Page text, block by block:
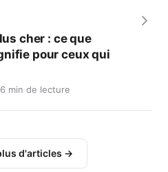
cher : ce que
pour ceux qui
min de lecture
d'articles →